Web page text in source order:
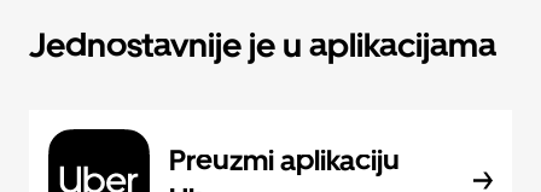
Jednostavnije je u aplikacijama
Preuzmi aplikaciju